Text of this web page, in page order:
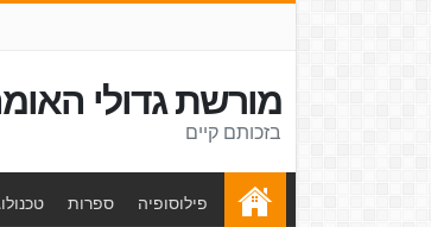
מורשת גדולי
בזכותם קיים
פילוסופיה ספרות